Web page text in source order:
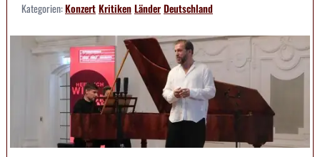
Kategorien:KonzertKritikenLänderDeutschland